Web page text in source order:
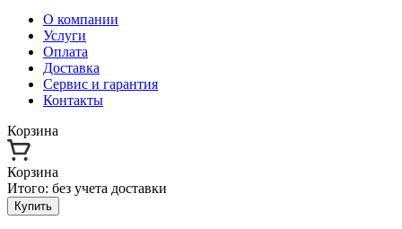
О компании
Услуги
Оплата
Доставка
Сервис и гарантия
Контакты
Корзина
Корзина
Итого: без учета доставки
Купить